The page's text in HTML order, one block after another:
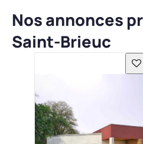
Nos annonces
Saint-Brieuc